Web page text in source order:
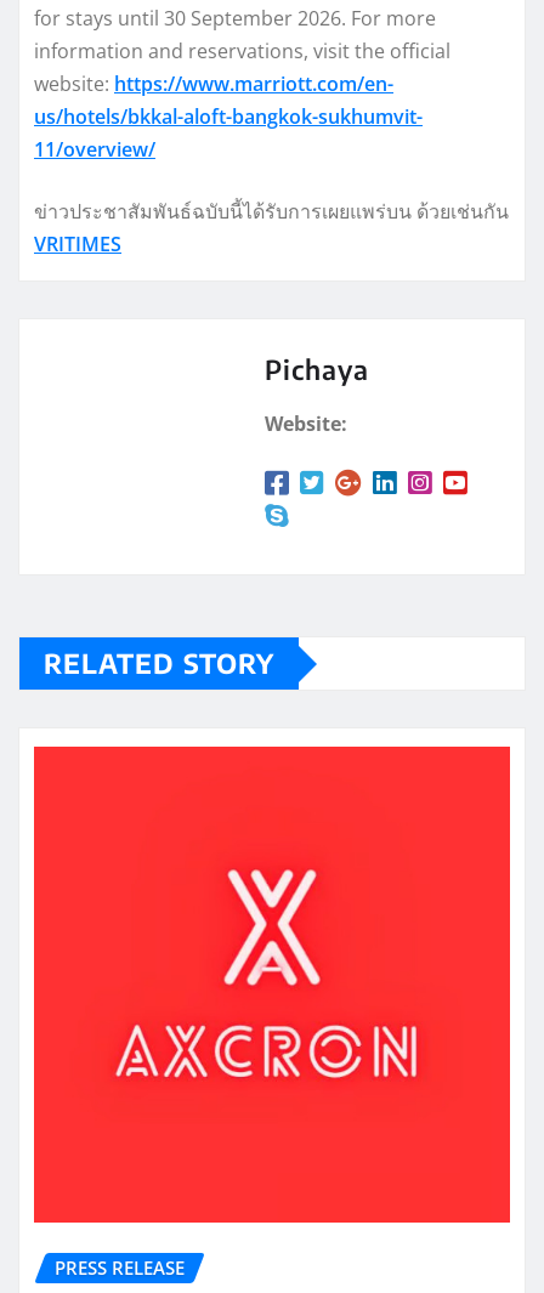
for stays until 30 September 2026. For more
information and reservations, visit the official
website: https://www.marriott.com/en-
us/hotels/bkkal-aloft-bangkok-sukhumvit-
11/overview/
ข่าวประชาสัมพันธ์ฉบับนี้ได้รับการเผยแพร่บน ด้วยเช่นกัน
VRITIMES
Pichaya
Website:
RELATED STORY
PRESS RELEASE